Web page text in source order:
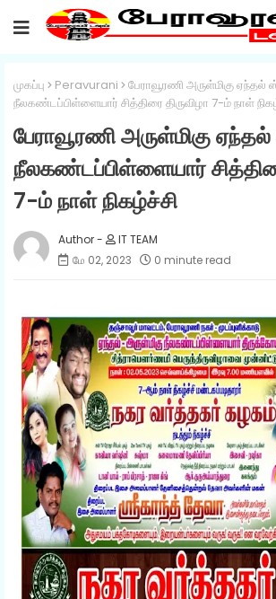
முகப்பு Peravurani
பேராவூரணி அருள்மிகு ஏந்தல்
நீலகண்டப்பிள்ளையார் சித்திரை திருவிழா 7-ம் நாள்
பேராவூரணி அருள்மிகு
நீலகண்டப்பிள்ளையார்
7-ம் நாள் நிகழ்ச்சி
IT TEAM
மே 02, 2023
0 minute read